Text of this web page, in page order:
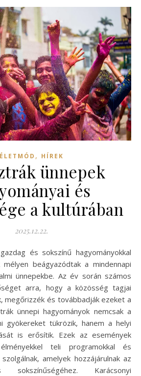
ÉLETMÓD , HÍREK
ünnepek
és
a kultúrában
2025.12.22.
mélyen beágyazódtak a mindennapi
ünnepekbe. Az év során számos
arra, hogy a közösség tagjai
megőrizzék és továbbadják ezeket a
ünnepi hagyományok nemcsak a
gyökereket tükrözik, hanem a helyi
is erősítik. Ezek az események
teli programokkal és
amelyek hozzájárulnak az
sokszínűségéhez. Karácsonyi